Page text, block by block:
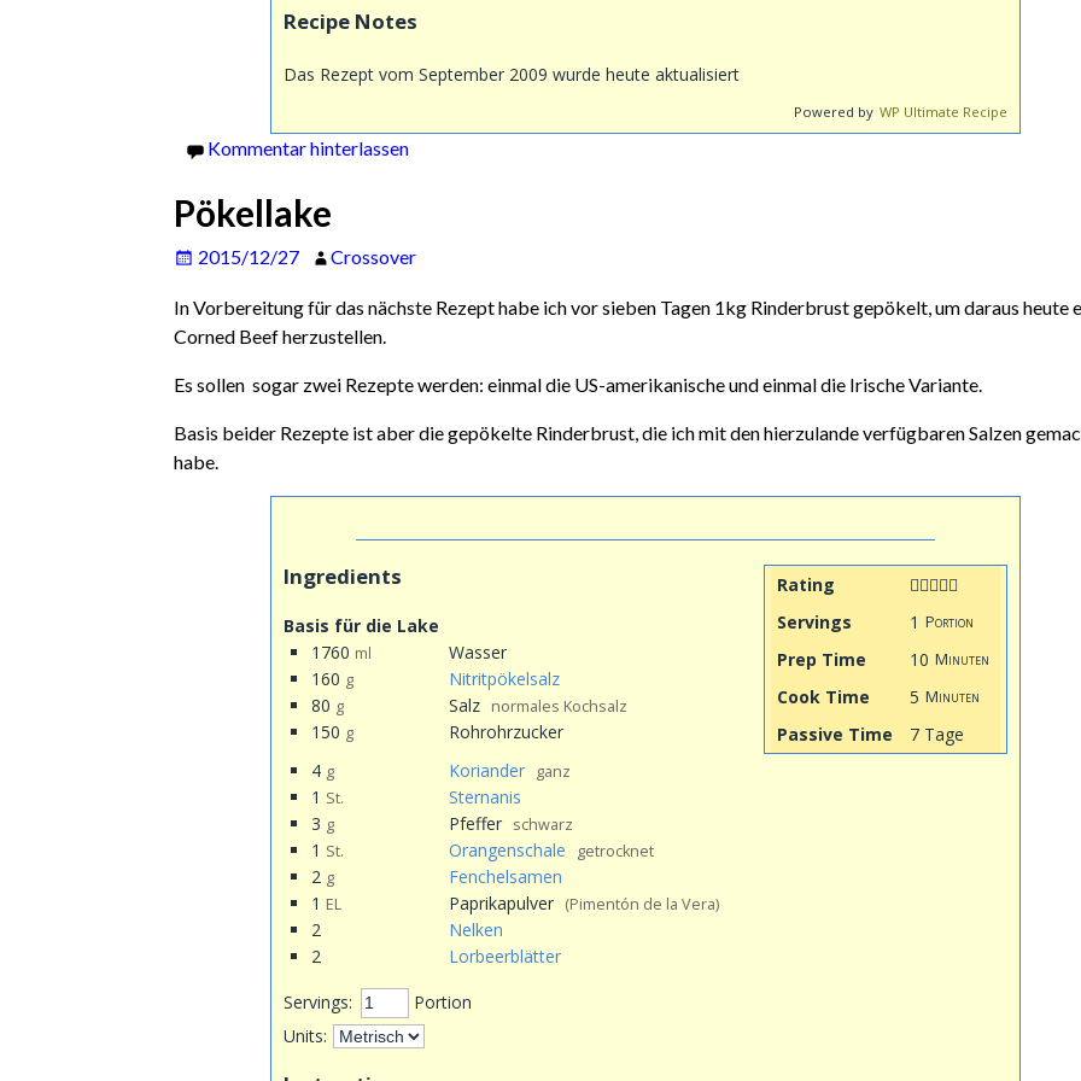
Recipe Notes
Das Rezept vom September 2009 wurde heute aktualisiert
Powered by WP Ultimate Recipe
Kommentar hinterlassen
Pökellake
2015/12/27 Crossover
In Vorbereitung für das nächste Rezept habe ich vor sieben Tagen 1kg Rinderbrust gepökelt, um daraus heute
Corned Beef herzustellen.
Es sollen sogar zwei Rezepte werden: einmal die US-amerikanische und einmal die Irische Variante.
Basis beider Rezepte ist aber die gepökelte Rinderbrust, die ich mit den hierzulande verfügbaren Salzen
habe.
Ingredients
Basis für die Lake
1760 ml
Wasser
160 g
Nitritpökelsalz
80 g Salz normales Kochsalz
150 g
Rohrohrzucker
4 g Koriander ganz
1 St.
Sternanis
3 g Pfeffer schwarz
1 St. Orangenschale getrocknet
2 g
Fenchelsamen
1 EL Paprikapulver (Pimentón de la Vera)
2
Nelken
2
Lorbeerblätter
Servings:
Portion
Units:
Rating
Servings
1 Portion
Prep Time 10 Minuten
Cook Time 5 Minuten
Passive Time 7 Tage